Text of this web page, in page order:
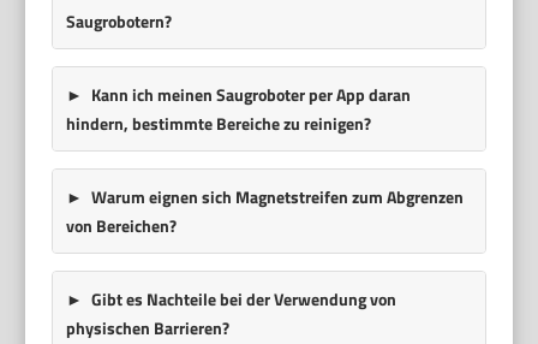
Saugrobotern?
Kann ich meinen Saugroboter per App daran
hindern, bestimmte Bereiche zu reinigen?
Warum eignen sich Magnetstreifen zum Abgrenzen
von Bereichen?
Gibt es Nachteile bei der Verwendung von
physischen Barrieren?